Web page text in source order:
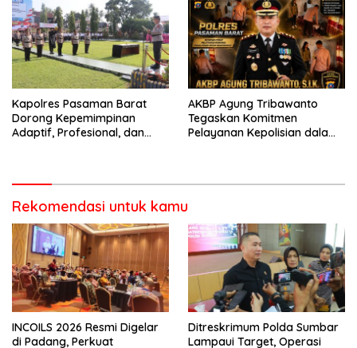
Bencana
Perlengkapan Keselamatan
Berkendara
Kapolres Pasaman Barat
Dorong Kepemimpinan
Adaptif, Profesional, dan
AKBP Agung Tribawanto
Tegaskan Komitmen
Pelayanan Kepolisian dalam
Rekomendasi untuk kamu
INCOILS 2026 Resmi Digelar
di Padang, Perkuat
Ditreskrimum Polda Sumbar
Lampaui Target, Operasi